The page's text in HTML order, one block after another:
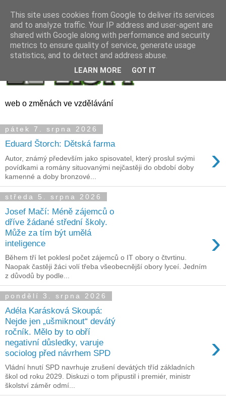
web o změnách ve vzdělávání
pátek 7. srpna 2026
Eduard Štorch: Dětská farma ›
Autor, známý především jako spisovatel, který proslul svými
povídkami a romány situovanými nejčastěji do období doby
kamenné a doby bronzové...
středa 5. srpna 2026
Josef Mačí: Méně zájemců o
dříve žádané střední školy.
Může za tím být umělá
inteligence
›
Během tří let poklesl počet zájemců o IT obory o čtvrtinu.
Naopak častěji žáci volí třeba všeobecnější obory lyceí. Jedním
z důvodů by podle...
pondělí 3. srpna 2026
Adéla Karásková Skoupá:
Nejde jen „ušmiknout“ devátý
ročník. Mělo by to obří
negativní důsledky, varuje
sociolog před návrhem SPD
›
Vládní hnutí SPD navrhuje zrušení devátých tříd základních
škol od roku 2029. Diskuzi o tom připustil i premiér, ministr
školství záměr odmí...
This site uses cookies from Google to deliver its services
and to analyze traffic. Your IP address and user-agent are
shared with Google along with performance and security
metrics to ensure quality of service, generate usage
statistics, and to detect and address abuse.
LEARN MORE GOT IT